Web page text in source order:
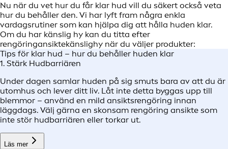
Nu när du vet hur du får klar hud vill du säkert också veta
hur du behåller den. Vi har lyft fram några enkla
vardagsrutiner som kan hjälpa dig att hålla huden klar.
Om du har känslig hy kan du titta efter
rengöringansiktekänslighy när du väljer produkter:
Tips för klar hud – hur du behåller huden klar
1. Stärk Hudbarriären
Under dagen samlar huden på sig smuts bara av att du är
utomhus och lever ditt liv. Låt inte detta byggas upp till
blemmor – använd en mild ansiktsrengöring innan
läggdags. Välj gärna en skonsam rengöring ansikte som
inte stör hudbarriären eller torkar ut.
Läs mer